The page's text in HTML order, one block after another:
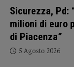
Sicurezza, Pd:
milioni di euro
di Piacenza”
5 Agosto 2026